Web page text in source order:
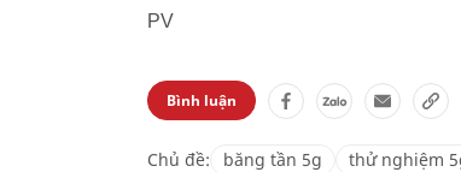
PV
Bình luận
Chủ đề: băng tần 5g thử nghiệm